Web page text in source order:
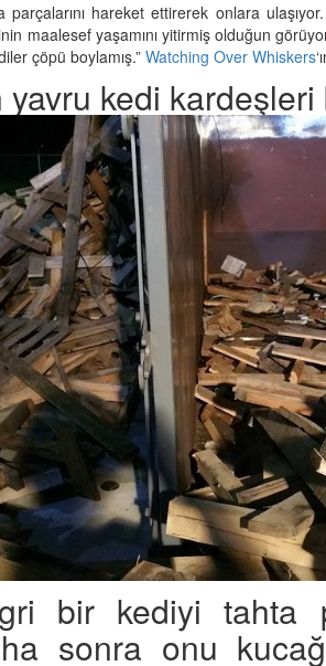
hareket ettirerek onlara
maalesef yaşamını yitirmiş olduğun
çöpü boylamış.” Watching Over Whiskers
yavru kedi
bir kediyi tahta
sonra onu